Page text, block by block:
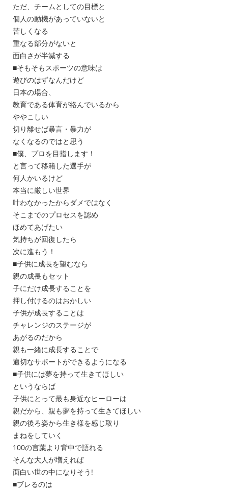
ただ、チームとしての目標と
個人の動機があっていないと
苦しくなる
重なる部分がないと
面白さが半減する
■そもそもスポーツの意味は
遊びのはずなんだけど
日本の場合、
教育である体育が絡んでいるから
ややこしい
切り離せば暴言・暴力が
なくなるのではと思う
■僕、プロを目指します！
と言って移籍した選手が
何人かいるけど
本当に厳しい世界
叶わなかったからダメではなく
そこまでのプロセスを認め
ほめてあげたい
気持ちが回復したら
次に進もう！
■子供に成長を望むなら
親の成長もセット
子にだけ成長することを
押し付けるのはおかしい
子供が成長することは
チャレンジのステージが
あがるのだから
親も一緒に成長することで
適切なサポートができるようになる
■子供には夢を持って生きてほしい
というならば
子供にとって最も身近なヒーローは
親だから、親も夢を持って生きてほしい
親の後ろ姿から生き様を感じ取り
まねをしていく
100の言葉より背中で語れる
そんな大人が増えれば
面白い世の中になりそう!
■ブレるのは